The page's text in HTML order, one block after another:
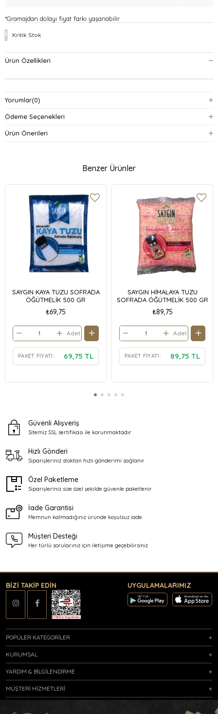
*Gramajdan dolayı fiyat farkı yaşanabilir.
Kritik Stok
Ürün Özellikleri
Yorumlar(0)
Ödeme Seçenekleri
Ürün Önerileri
Benzer Ürünler
SAYGIN KAYA TUZU SOFRADA
ÖĞÜTMELİK 500 GR
₺69,75
Adet
PAKET FIYATI: 69,75 TL
SAYGIN HİMALAYA TUZU
SOFRADA ÖĞÜTMELİK 500 GR
₺89,75
Adet
PAKET FIYATI: 89,75 TL
Güvenli Alışveriş
Sitemiz SSL sertifikası ile korunmaktadır
Hızlı Gönderi
Siparişleriniz stoktan hızlı gönderimi sağlanır
Özel Paketleme
Siparişleriniz size özel şekilde güvenle paketlenir
İade Garantisi
Memnun kalmadığınız üründe koşulsuz iade
Müşteri Desteği
Her türlü sorularınız için iletişime geçebilirsiniz
BİZİ TAKİP EDİN UYGULAMALARIMIZ
POPÜLER KATEGORİLER
KURUMSAL
YARDIM & BİLGİLENDİRME
MÜŞTERİ HİZMETLERİ